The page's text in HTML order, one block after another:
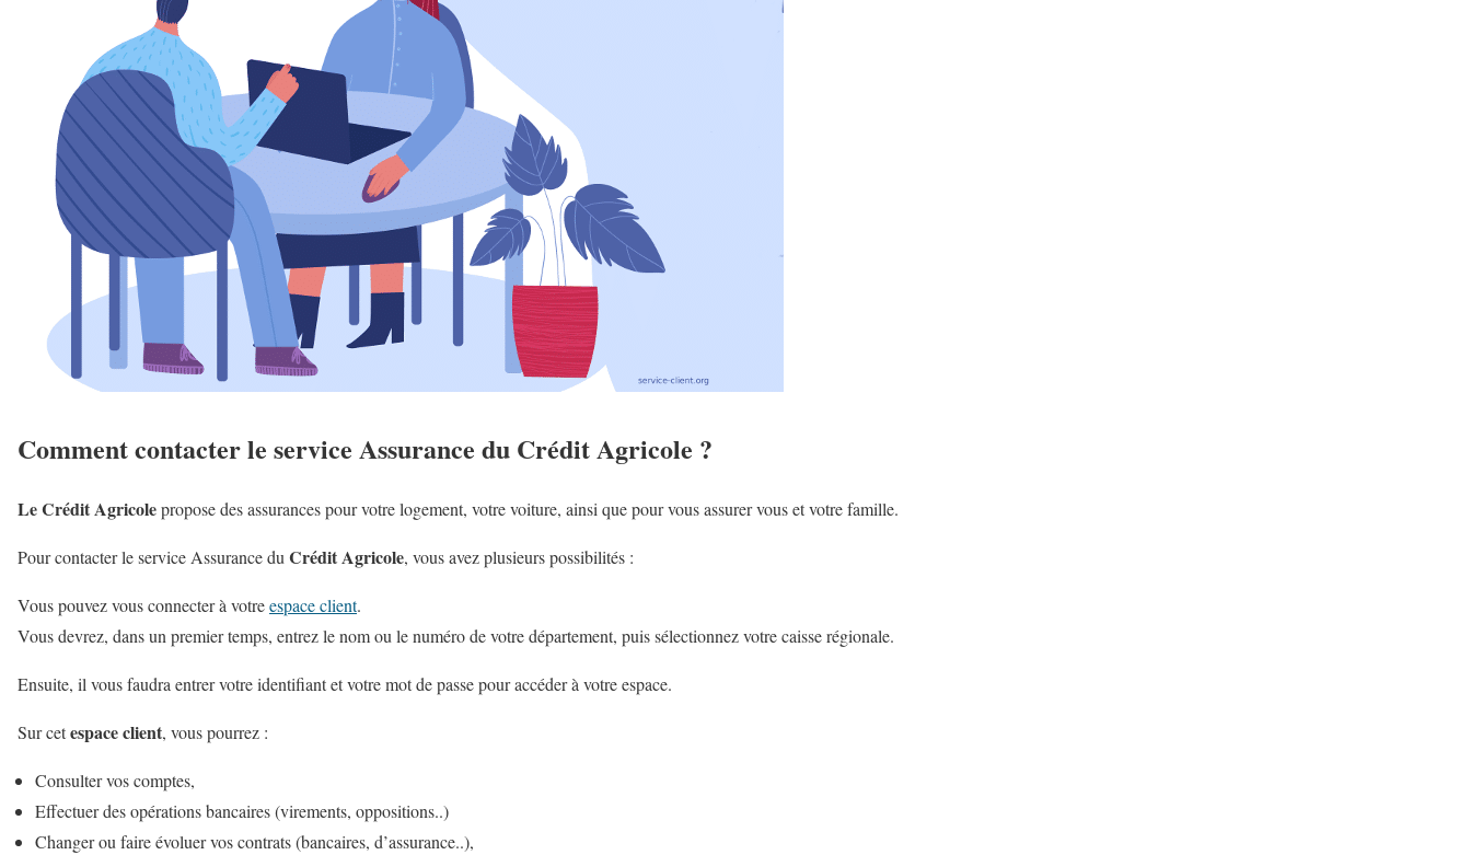
Comment contacter le service Assurance du Crédit Agricole ?
Le Crédit Agricolepropose des assurances pour votre logement, votre voiture, ainsi que pour vous assurer vous et votre famille.
Pour contacter le service Assurance duCrédit Agricole, vous avez plusieurs possibilités :
Vous pouvez vous connecter à votreespace client.
Vous devrez, dans un premier temps, entrez le nom ou le numéro de votre département, puis sélectionnez votre caisse régionale.
Ensuite, il vous faudra entrer votre identifiant et votre mot de passe pour accéder à votre espace.
Sur cetespace client, vous pourrez :
Consulter vos comptes,
Effectuer des opérations bancaires (virements, oppositions..)
Changer ou faire évoluer vos contrats (bancaires, d’assurance..),